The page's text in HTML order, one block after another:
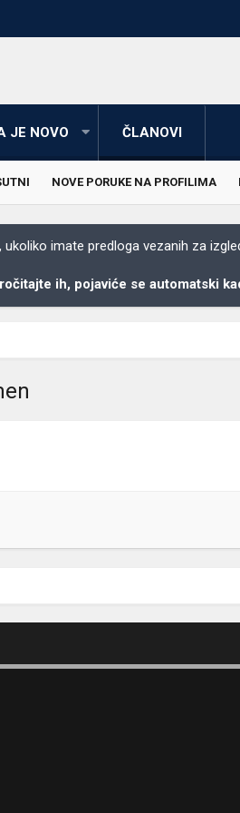
JE NOVO ČLANOVI
NOVE PORUKE NA PROFILIMA
imate predloga vezanih za
ih, pojaviće se automatski